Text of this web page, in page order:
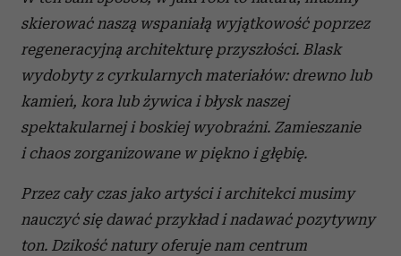
skierować naszą wspaniałą wyjątkowość poprzez
regeneracyjną architekturę przyszłości. Blask
wydobyty z cyrkularnych materiałów: drewno lub
kamień, kora lub żywica i błysk naszej
spektakularnej i boskiej wyobraźni. Zamieszanie
i chaos zorganizowane w piękno i głębię.
Przez cały czas jako artyści i architekci musimy
nauczyć się dawać przykład i nadawać pozytywny
ton. Dzikość natury oferuje nam centrum